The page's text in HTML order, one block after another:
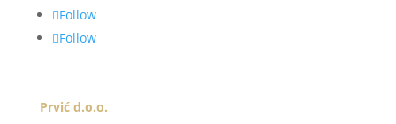
Follow
Follow
Prvić d.o.o.